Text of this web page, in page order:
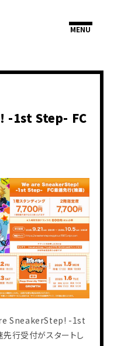
-1st Step- FC
SneakerStep! -1st
行受付がスタートし